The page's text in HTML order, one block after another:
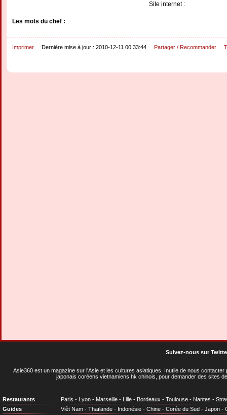
Site internet :
Les mots du chef :
Imprimer Dernière mise à jour : 2010-12-11 00:33:44 Partager / Recommander
Suivez-nous sur
Asie360 est un magazine sur l'Asie et les cultures asiatiques . Inutile de nous
japonais coréens vietnamiens hk chinois, pour demander des sites
Restaurants Paris - Lyon - Marseille - Lille - Bordeaux - Toulouse - Nantes -
Guides
Viêt Nam - Thaïlande - Indonésie - Chine - Corée du Sud - Japon -